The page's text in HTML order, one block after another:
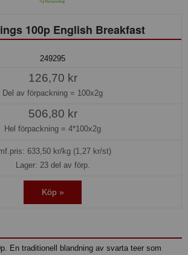
100p English Breakfast
249295
126,70 kr
Del av förpackning = 100x2g
506,80 kr
Hel förpackning = 4*100x2g
633,50 kr/kg (1,27 kr/st)
Lager: 23 del av förp.
Köp »
En traditionell blandning av svarta teer som